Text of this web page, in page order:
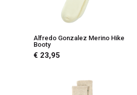
Alfredo Gonzalez Merino Hike
Booty
€ 23,95